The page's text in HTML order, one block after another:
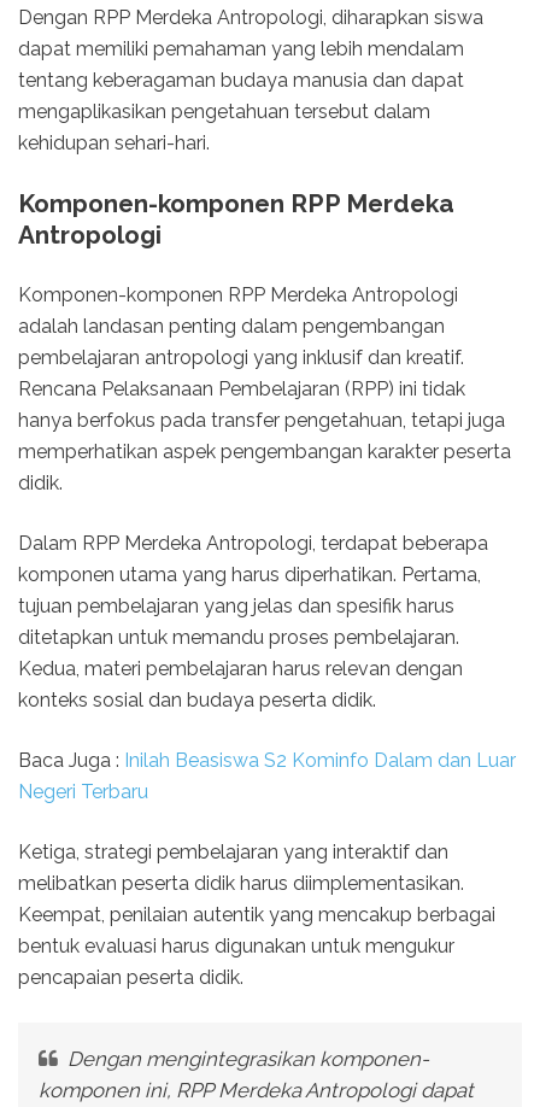
Dengan RPP Merdeka Antropologi, diharapkan siswa
dapat memiliki pemahaman yang lebih mendalam
tentang keberagaman budaya manusia dan dapat
mengaplikasikan pengetahuan tersebut dalam
kehidupan sehari-hari.
Komponen-komponen RPP Merdeka
Antropologi
Komponen-komponen RPP Merdeka Antropologi
adalah landasan penting dalam pengembangan
pembelajaran antropologi yang inklusif dan kreatif.
Rencana Pelaksanaan Pembelajaran (RPP) ini tidak
hanya berfokus pada transfer pengetahuan, tetapi juga
memperhatikan aspek pengembangan karakter peserta
didik.
Dalam RPP Merdeka Antropologi, terdapat beberapa
komponen utama yang harus diperhatikan. Pertama,
tujuan pembelajaran yang jelas dan spesifik harus
ditetapkan untuk memandu proses pembelajaran.
Kedua, materi pembelajaran harus relevan dengan
konteks sosial dan budaya peserta didik.
Baca Juga : Inilah Beasiswa S2 Kominfo Dalam dan Luar
Negeri Terbaru
Ketiga, strategi pembelajaran yang interaktif dan
melibatkan peserta didik harus diimplementasikan.
Keempat, penilaian autentik yang mencakup berbagai
bentuk evaluasi harus digunakan untuk mengukur
pencapaian peserta didik.
Dengan mengintegrasikan komponen-
komponen ini, RPP Merdeka Antropologi dapat